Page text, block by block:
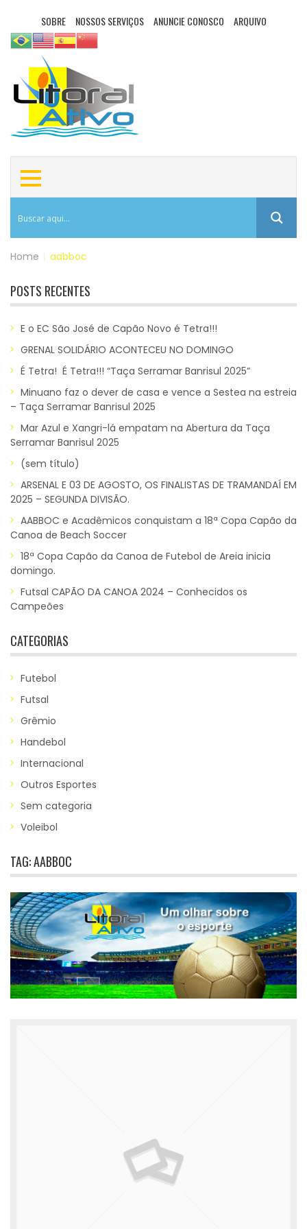
SOBRE NOSSOS SERVIÇOS ANUNCIE CONOSCO ARQUIVO
Home aabboc
POSTS RECENTES
E o EC São José de Capão Novo é Tetra!!!
GRENAL SOLIDÁRIO ACONTECEU NO DOMINGO
É Tetra! É Tetra!!! “Taça Serramar Banrisul 2025”
Minuano faz o dever de casa e vence a Sestea na estreia
– Taça Serramar Banrisul 2025
Mar Azul e Xangri-lá empatam na Abertura da Taça
Serramar Banrisul 2025
(sem título)
ARSENAL E 03 DE AGOSTO, OS FINALISTAS DE TRAMANDAÍ EM
2025 – SEGUNDA DIVISÃO.
AABBOC e Acadêmicos conquistam a 18ª Copa Capão da
Canoa de Beach Soccer
18ª Copa Capão da Canoa de Futebol de Areia inicia
domingo.
Futsal CAPÃO DA CANOA 2024 – Conhecidos os
Campeões
CATEGORIAS
Futebol
Futsal
Grêmio
Handebol
Internacional
Outros Esportes
Sem categoria
Voleibol
TAG:AABBOC